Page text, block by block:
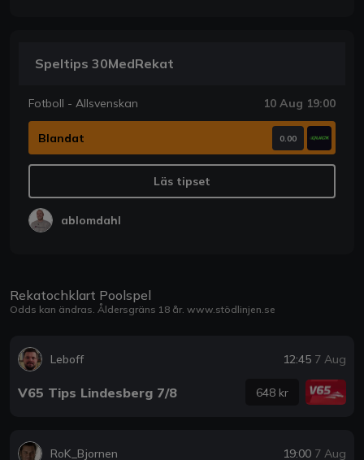
Speltips 30MedRekat
Fotboll - Allsvenskan 10 Aug 19:00
Blandat 0.00
Läs tipset
ablomdahl
Rekatochklart Poolspel
Odds kan ändras. Åldersgräns 18 år. www.stödlinjen.se
Leboff 12:45 7 Aug
V65 Tips Lindesberg 7/8 648 kr
RoK_Bjornen 19:00 7 Aug